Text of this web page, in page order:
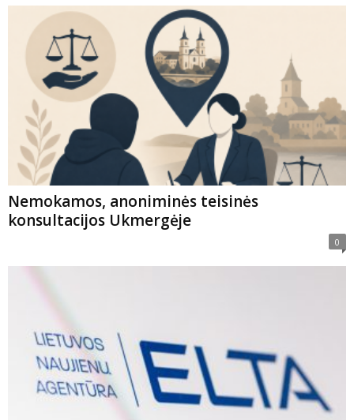
Nemokamos, anoniminės teisinės
konsultacijos Ukmergėje
0